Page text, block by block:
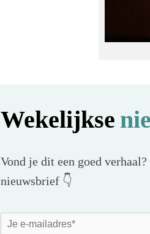
Wekelijkse
Vond je dit een goed
nieuwsbrief 👇